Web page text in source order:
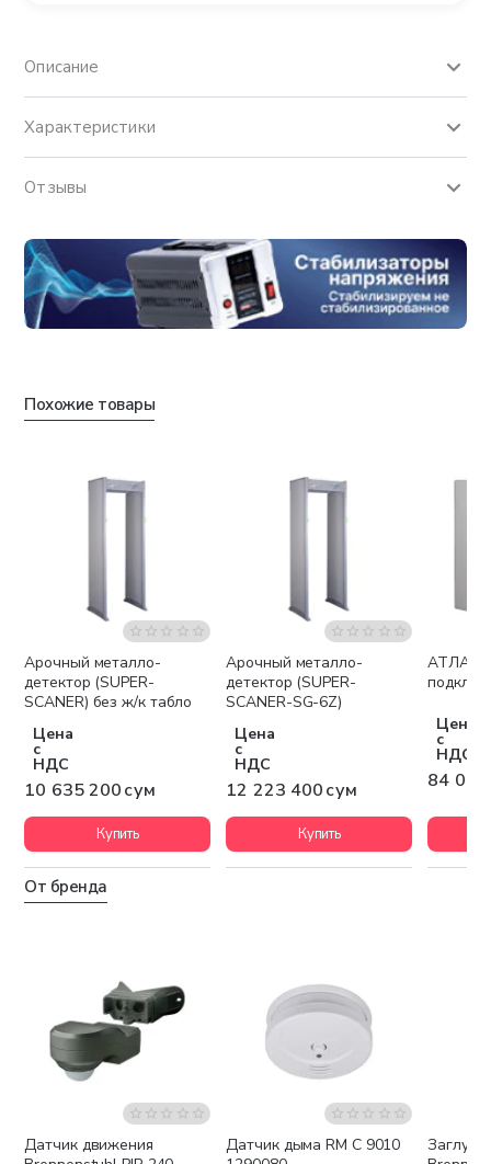
Описание
Характеристики
Отзывы
Похожие товары
Бесплатная доставка
Арочный металло-
детектор (SUPER-
SCANER) без ж/к табло
Цена
с
НДС
10 635 200 сум
Купить
Бесплатная доставка
Арочный металло-
детектор (SUPER-
SCANER-SG-6Z)
Цена
с
НДС
12 223 400 сум
Купить
АТЛАС (прибор для
Цена
с
НДС
84 000
От бренда
Датчик движения
Датчик дыма RM C 9010